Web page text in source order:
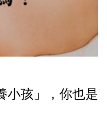
小孩」，你也是